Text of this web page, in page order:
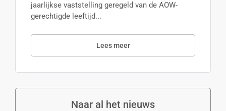
jaarlijkse vaststelling geregeld van de AOW-
gerechtigde leeftijd...
Lees meer
Naar al het nieuws